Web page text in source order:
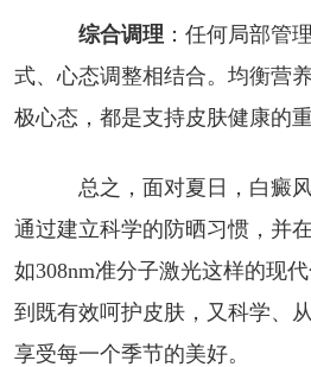
综合调理 ：任何局部管
式、心态调整相结合。均衡营
极心态，都是支持皮肤健康的重
总之，面对夏日，白癜风
通过建立科学的防晒习惯，并
如308nm准分子激光这样的现
到既有效呵护皮肤，又科学、
享受每一个季节的美好。